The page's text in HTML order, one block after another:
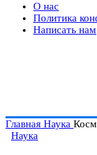
О нас
Политика
Написать нам
Главная Наука
Наука